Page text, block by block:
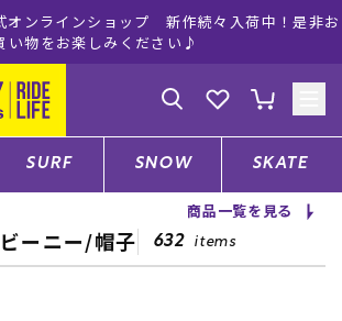
オンラインショップ 新作続々入荷中！是非お
い物をお楽しみください♪
ン 会員登録
店舗一覧
SURF SNOW SKATE
商品一覧を見る
ーニー/帽子 632 items